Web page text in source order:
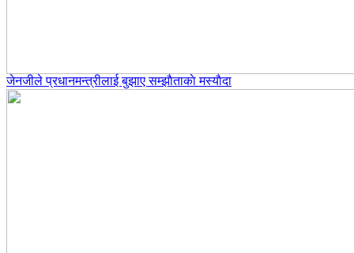
जेनजीले प्रधानमन्त्रीलाई बुझाए सम्झाैताकाे मस्याैदा